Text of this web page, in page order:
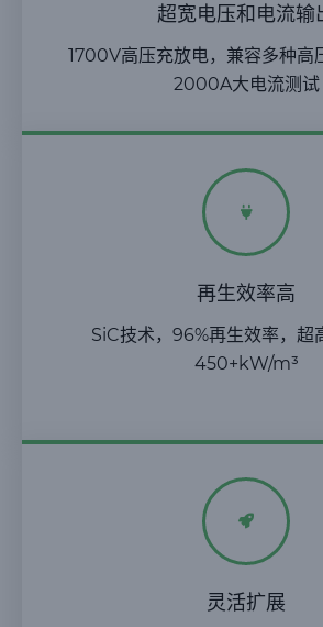
超宽电压和电流输
1700V高压充放电，兼容多种高
2000A大电流测试
再生效率高
SiC技术，96%再生效率，超
450+kW/m³
灵活扩展